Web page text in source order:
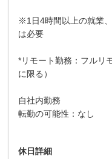
※1日4時間以上の就業
は必要
*リモート勤務：フルリ
に限る）
自社内勤務
転勤の可能性：なし
休日詳細